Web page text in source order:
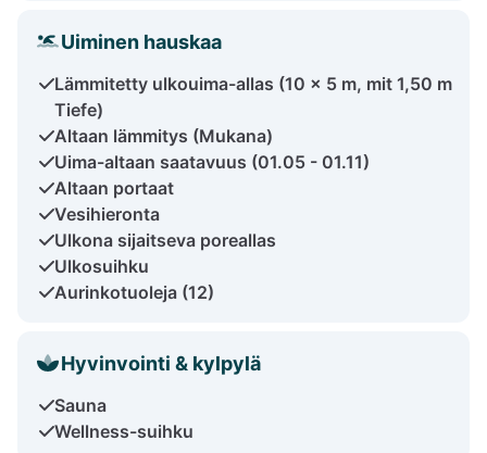
Uiminen hauskaa
Lämmitetty ulkouima-allas (10 x 5 m, mit 1,50 m
Tiefe)
Altaan lämmitys (Mukana)
Uima-altaan saatavuus (01.05 - 01.11)
Altaan portaat
Vesihieronta
Ulkona sijaitseva poreallas
Ulkosuihku
Aurinkotuoleja (12)
Hyvinvointi & kylpylä
Sauna
Wellness-suihku